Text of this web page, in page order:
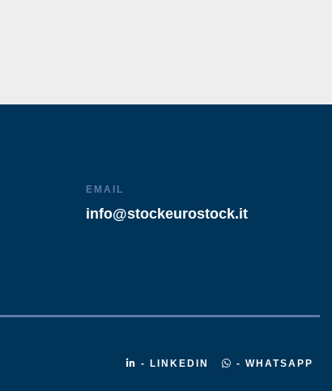
EMAIL
info@stockeurostock.it
- LINKEDIN - WHATSAPP